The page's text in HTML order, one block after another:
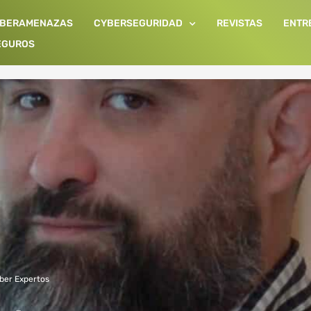
CYBERSEGURIDAD REVISTAS
Expertos